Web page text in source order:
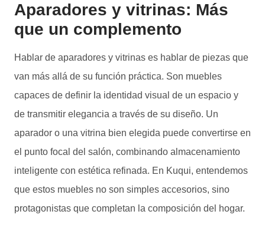
Aparadores y vitrinas: Más
que un complemento
Hablar de aparadores y vitrinas es hablar de piezas que
van más allá de su función práctica. Son muebles
capaces de definir la identidad visual de un espacio y
de transmitir elegancia a través de su diseño. Un
aparador o una vitrina bien elegida puede convertirse en
el punto focal del salón, combinando almacenamiento
inteligente con estética refinada. En Kuqui, entendemos
que estos muebles no son simples accesorios, sino
protagonistas que completan la composición del hogar.